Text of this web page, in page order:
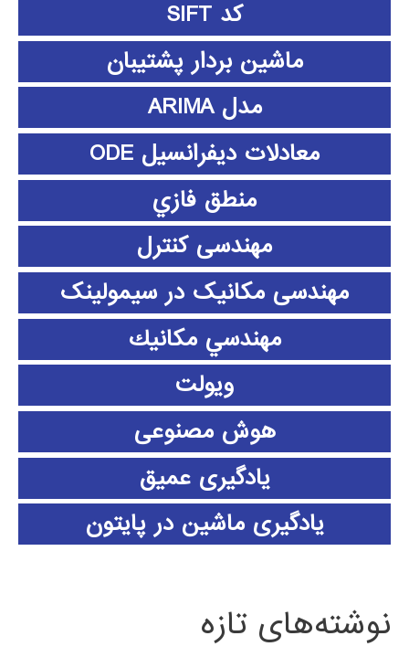
کد SIFT
ماشین بردار پشتیبان
مدل ARIMA
معادلات دیفرانسیل ODE
منطق فازي
مهندسی کنترل
مهندسی مکانیک در سیمولینک
مهندسي مكانيك
ویولت
هوش مصنوعی
یادگیری عمیق
یادگیری ماشین در پایتون
نوشته‌های تازه